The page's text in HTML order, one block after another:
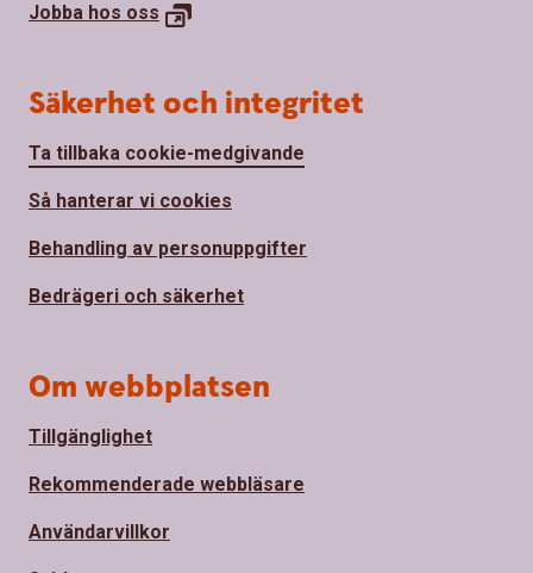
Jobba hos oss
Säkerhet och integritet
Ta tillbaka cookie-medgivande
Så hanterar vi cookies
Behandling av personuppgifter
Bedrägeri och säkerhet
Om webbplatsen
Tillgänglighet
Rekommenderade webbläsare
Användarvillkor